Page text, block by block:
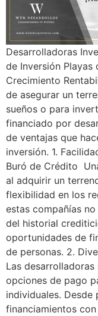
Desarrolladoras
de Inversión Playas
Crecimiento
de asegurar un
sueños o para
financiado por
de ventajas que
inversión. 1.
Buró de Crédito
al adquirir un
flexibilidad en los
estas compañías
del historial
oportunidades de
de personas. 2.
Las
opciones de pago
individuales. Desde
financiamientos